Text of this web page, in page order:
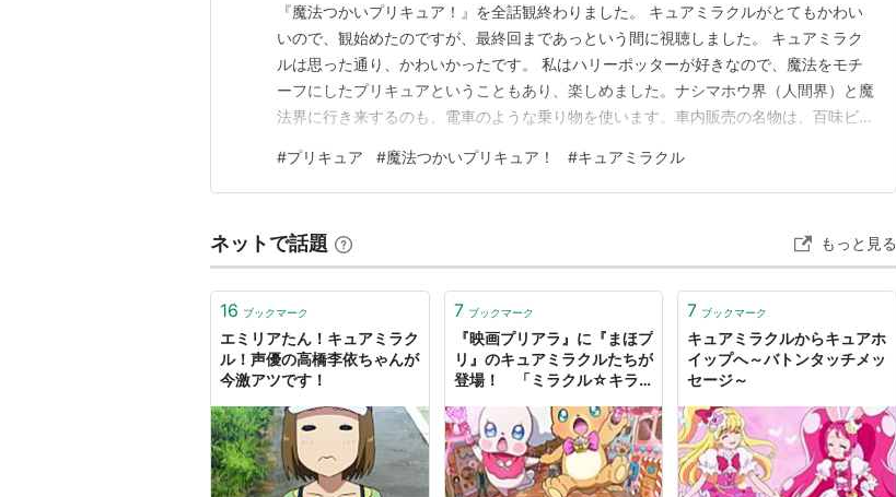
『魔法つかいプリキュア！』を全話観終わりました。 キュアミラクルがとてもかわい
いので、観始めたのですが、最終回まであっという間に視聴しました。 キュアミラク
ルは思った通り、かわいかったです。 私はハリーポッターが好きなので、魔法をモチ
ーフにしたプリキュアということもあり、楽しめました。ナシマホウ界（人間界）と魔
法界に行き来するのも、電車のような乗り物を使います。車内販売の名物は、百味ビー
彷彿とさせます。 魔法学校での生活や、ナシマホウ界での生活や戦いがおもしろかっ
たです。 特にラスト2話が良かったです！ 敵を倒し、そ…
#プリキュア #魔法つかいプリキュア！ #キュアミラクル
ネットで話題 もっと見る
16 ブックマーク
エミリアたん！キュアミラク
ル！声優の高橋李依ちゃんが
今激アツです！
7 ブックマーク
『映画プリアラ』に『まほプ
リ』のキュアミラクルたちが
登場！ 「ミラクル☆キラ
ップたちを応援！ | アニメイ
トタイムズ
7 ブックマーク
キュアミラクルからキュアホ
イップへ～バトンタッチメッ
セージ～